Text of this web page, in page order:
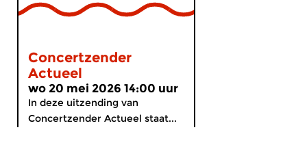
Concertzender
Actueel
wo 20 mei 2026 14:00 uur
In deze uitzending van
Concertzender Actueel staat...